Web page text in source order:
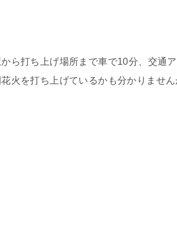
ら打ち上げ場所まで車で10分、交通ア
火を打ち上げているかも分かりませ